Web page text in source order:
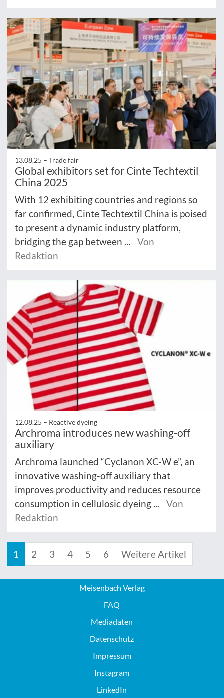
13.08.25 – Trade fair
Global exhibitors set for Cinte Techtextil
China 2025
With 12 exhibiting countries and regions so
far confirmed, Cinte Techtextil China is poised
to present a dynamic industry platform,
bridging the gap between ...
Von
Redaktion
12.08.25 – Reactive dyeing
Archroma introduces new washing-off
auxiliary
Archroma launched “Cyclanon XC-W e”, an
innovative washing-off auxiliary that
improves productivity and reduces resource
consumption in cellulosic dyeing ...
Von
Redaktion
1 2 3 4 5 6 Weitere Artikel
Meisenbach Verlag
FAQ
Mediadaten
Datenschutz
Impressum
Instagram
LinkedIn